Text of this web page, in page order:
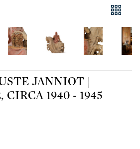
JANNIOT |
1940 - 1945